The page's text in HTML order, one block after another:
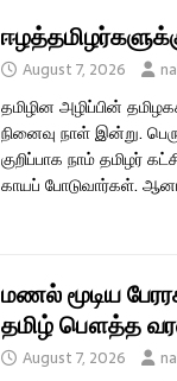
August 7, 2026
தமிழின அழிப்பின்
நினைவு நாள் இன்று.
குறிப்பாக நாம் தமிழர்
காயப் போடுவார்கள்.
மணல் மூடிய
தமிழ் பௌத்த
August 7, 2026